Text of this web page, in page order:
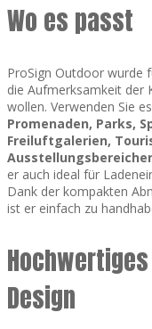
Wo es passt
ProSign Outdoor wurde
die Aufmerksamkeit der
wollen. Verwenden Sie es
Promenaden, Parks,
Freiluftgalerien,
er auch ideal für
Dank der kompakten
ist er einfach zu
Design